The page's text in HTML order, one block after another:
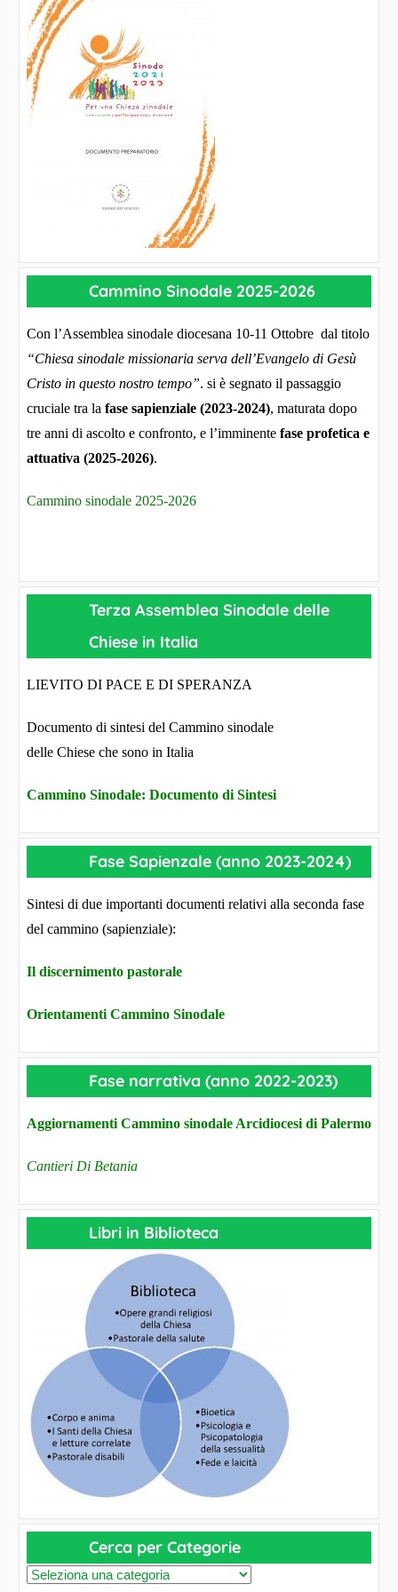
Cammino Sinodale 2025-2026
Con l’Assemblea sinodale diocesana 10-11 Ottobre dal titolo
“Chiesa sinodale missionaria serva dell’Evangelo di Gesù
Cristo in questo nostro tempo”. si è segnato il passaggio
cruciale tra la fase sapienziale (2023-2024), maturata dopo
tre anni di ascolto e confronto, e l’imminente fase profetica e
attuativa (2025-2026).
Cammino sinodale 2025-2026
Terza Assemblea Sinodale delle
Chiese in Italia
LIEVITO DI PACE E DI SPERANZA
Documento di sintesi del Cammino sinodale
delle Chiese che sono in Italia
Cammino Sinodale: Documento di Sintesi
Fase Sapienzale (anno 2023-2024)
Sintesi di due importanti documenti relativi alla seconda fase
del cammino (sapienziale):
Il discernimento pastorale
Orientamenti Cammino Sinodale
Fase narrativa (anno 2022-2023)
Aggiornamenti Cammino sinodale Arcidiocesi di Palermo
Cantieri Di Betania
Libri in Biblioteca
Cerca per Categorie
C